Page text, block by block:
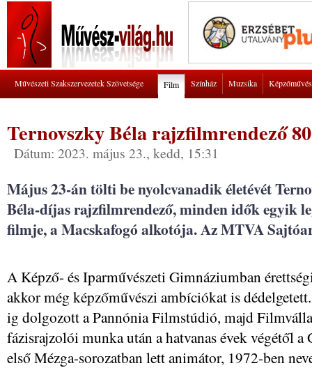
Művészeti Szakszervezetek Szövetsége Film Színház Muzsika
Ternovszky Béla rajzfilmrendező
Dátum: 2023. május 23., kedd, 15:31
Május 23-án tölti be nyolcvanadik életévét
Béla-díjas rajzfilmrendező, minden idők egyik
filmje, a Macskafogó alkotója. Az MTVA
A Képző- és Iparművészeti Gimnáziumban
akkor még képzőművészi ambíciókat is
ig dolgozott a Pannónia Filmstúdió, majd
fázisrajzolói munka után a hatvanas évek végétől
első Mézga-sorozatban lett animátor, 1972-ben